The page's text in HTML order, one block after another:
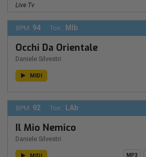
Live Tv
BPM: 94 Ton.: MIb
Occhi Da Orientale
Daniele Silvestri
MIDI
BPM: 92 Ton.: LAb
Il Mio Nemico
Daniele Silvestri
MIDI MP3